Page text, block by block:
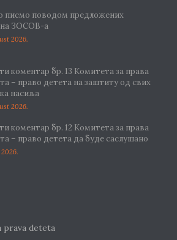
писмо поводом предложених
ЗОСОВ-а
2026.
коментар бр. 13 Комитета за права
– право детета на заштиту од свих
насиља
2026.
коментар бр. 12 Комитета за права
– право детета да буде саслушано
prava deteta